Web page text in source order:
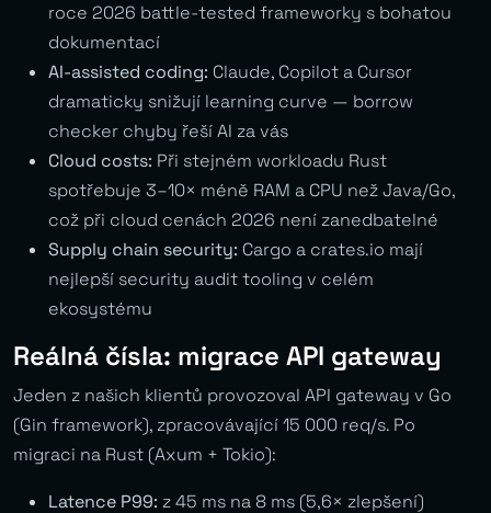
roce 2026 battle-tested frameworky s bohatou
dokumentací
AI-assisted coding: Claude, Copilot a Cursor
dramaticky snižují learning curve — borrow
checker chyby řeší AI za vás
Cloud costs: Při stejném workloadu Rust
spotřebuje 3–10× méně RAM a CPU než Java/Go,
což při cloud cenách 2026 není zanedbatelné
Supply chain security: Cargo a crates.io mají
nejlepší security audit tooling v celém
ekosystému
Reálná čísla: migrace API gateway
Jeden z našich klientů provozoval API gateway v Go
(Gin framework), zpracovávající 15 000 req/s. Po
migraci na Rust (Axum + Tokio):
Latence P99: z 45 ms na 8 ms (5,6× zlepšení)